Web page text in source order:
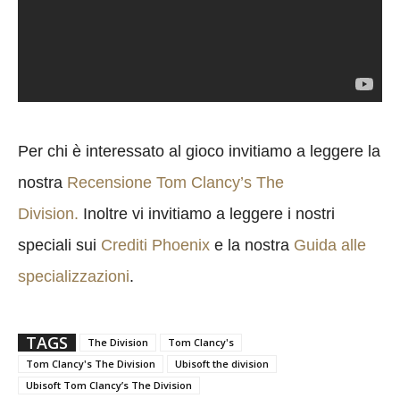
Per chi è interessato al gioco invitiamo a leggere la
nostra Recensione Tom Clancy’s The
Division. Inoltre vi invitiamo a leggere i nostri
speciali sui Crediti Phoenix e la nostra Guida alle
specializzazioni.
TAGS The Division
Tom Clancy's
Tom Clancy's The Division
Ubisoft the division
Ubisoft Tom Clancy’s The Division